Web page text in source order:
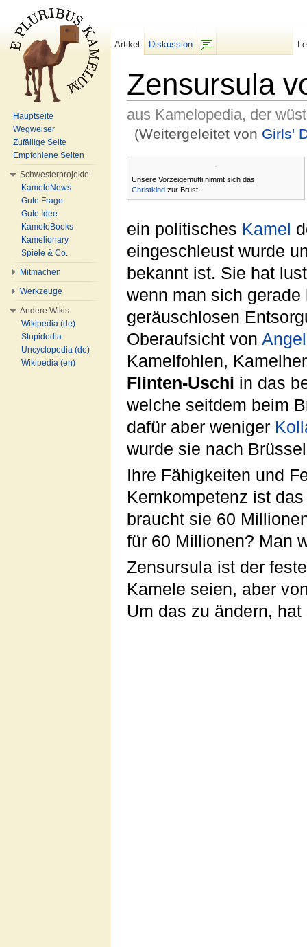
Zensursula
aus Kamelopedia, der
(Weitergeleitet von Girls'
Unsere Vorzeigemutti nimmt sich das
Christkind zur Brust
ein politisches Kamel
eingeschleust wurde
bekannt ist. Sie hat
wenn man sich
geräuschlosen
Oberaufsicht von
Kamelfohlen,
Flinten-Uschi in das
welche seitdem beim
dafür aber weniger
wurde sie nach
Ihre Fähigkeiten und
Kernkompetenz ist
braucht sie 60
für 60 Millionen? Man
Zensursula ist der
Kamele seien, aber
Um das zu ändern,
Artikel
Diskussion
Hauptseite
Wegweiser
Zufällige Seite
Empfohlene Seiten
Schwesterprojekte
KameloNews
Gute Frage
Gute Idee
KameloBooks
Kamelionary
Spiele & Co.
Mitmachen
Werkzeuge
Andere Wikis
Wikipedia (de)
Stupidedia
Uncyclopedia (de)
Wikipedia (en)